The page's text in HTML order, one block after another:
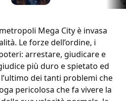
Mega City è invasa
Le forze dell’ordine, i
arrestare, giudicare e
più duro e spietato ed
dei tanti problemi che
pericolosa che fa vivere la